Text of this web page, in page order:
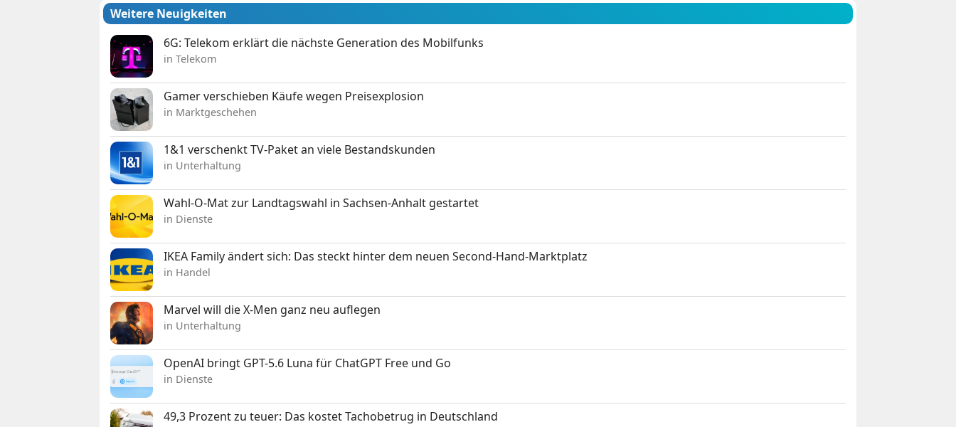
Weitere Neuigkeiten
6G: Telekom erklärt die nächste Generation des Mobilfunks
in Telekom
Gamer verschieben Käufe wegen Preisexplosion
in Marktgeschehen
1&1 verschenkt TV-Paket an viele Bestandskunden
in Unterhaltung
Wahl-O-Mat zur Landtagswahl in Sachsen-Anhalt gestartet
in Dienste
IKEA Family ändert sich: Das steckt hinter dem neuen Second-Hand-Marktplatz
in Handel
Marvel will die X-Men ganz neu auflegen
in Unterhaltung
OpenAI bringt GPT-5.6 Luna für ChatGPT Free und Go
in Dienste
49,3 Prozent zu teuer: Das kostet Tachobetrug in Deutschland